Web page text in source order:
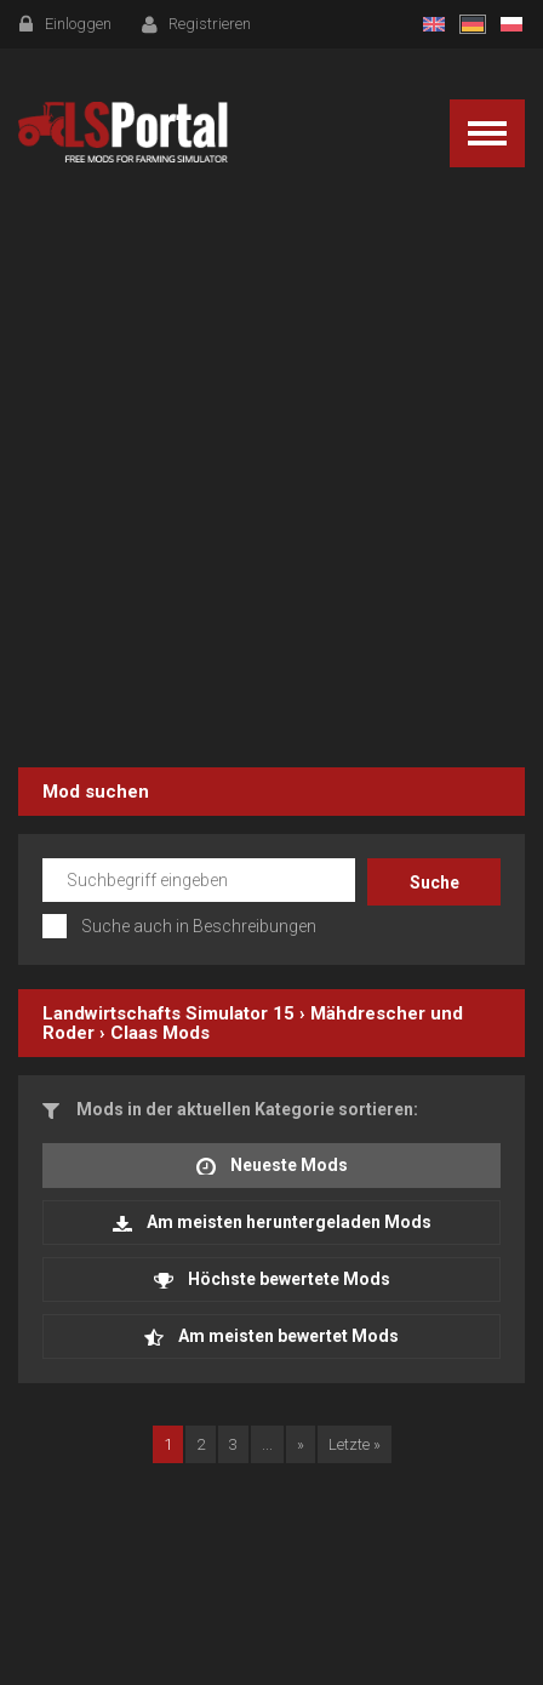
Einloggen Registrieren
Mod suchen
Suche auch in Beschreibungen
Landwirtschafts Simulator 15 › Mähdrescher und
Roder › Claas Mods
Mods in der aktuellen Kategorie sortieren:
Neueste Mods
Am meisten heruntergeladen Mods
Höchste bewertete Mods
Am meisten bewertet Mods
1 2 3 ... » Letzte »